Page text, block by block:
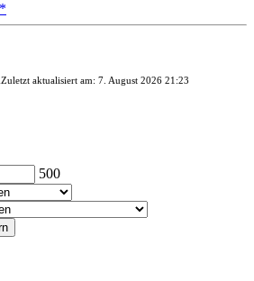
Zuletzt aktualisiert am: 7. August 2026 21:23
500